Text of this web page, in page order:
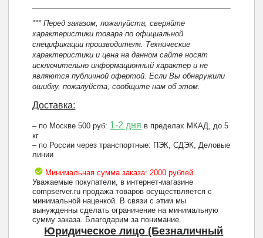
*** Перед заказом, пожалуйста, сверяйте
характеристики товара по официальной
спецификации производителя. Технические
характеристики и цена на данном сайте носят
исключительно информационный характер и не
являются публичной офертой. Если Вы обнаружили
ошибку, пожалуйста, сообщите нам об этом.
Доставка:
– по Москве 500 руб: 1-2 дня в пределах МКАД, до 5
кг
– по России через транспортные: ПЭК, СДЭК, Деловые
линии
Минимальная сумма заказа: 2000 рублей.
Уважаемые покупатели, в интернет-магазине
compserver.ru продажа товаров осуществляется с
минимальной наценкой. В связи с этим мы
вынужденны сделать ограничение на минимальную
сумму заказа. Благодарим за понимание.
Юридическое лицо (Безналичный